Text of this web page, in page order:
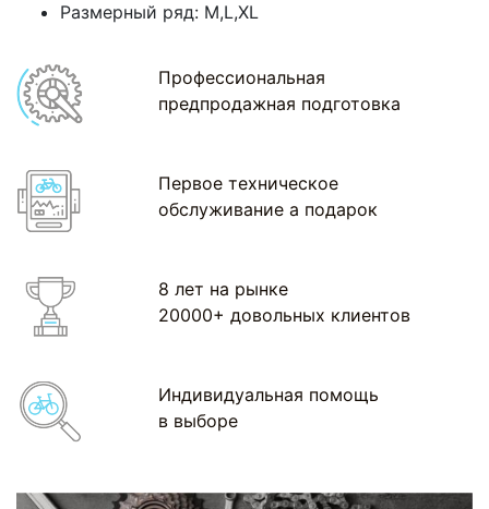
Размерный ряд: M,L,XL
Профессиональная
предпродажная подготовка
Первое техническое
обслуживание а подарок
8 лет на рынке
20000+ довольных клиентов
Индивидуальная помощь
в выборе